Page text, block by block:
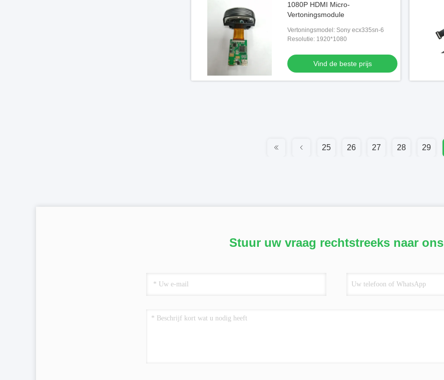
1080P HDMI Micro-
Vertoningsmodule
Vertoningsmodel: Sony ecx335sn-6
Resolutie: 1920*1080
Vind de beste prijs
25 26 27 28 29
Stuur uw vraag rechtstreeks naar ons